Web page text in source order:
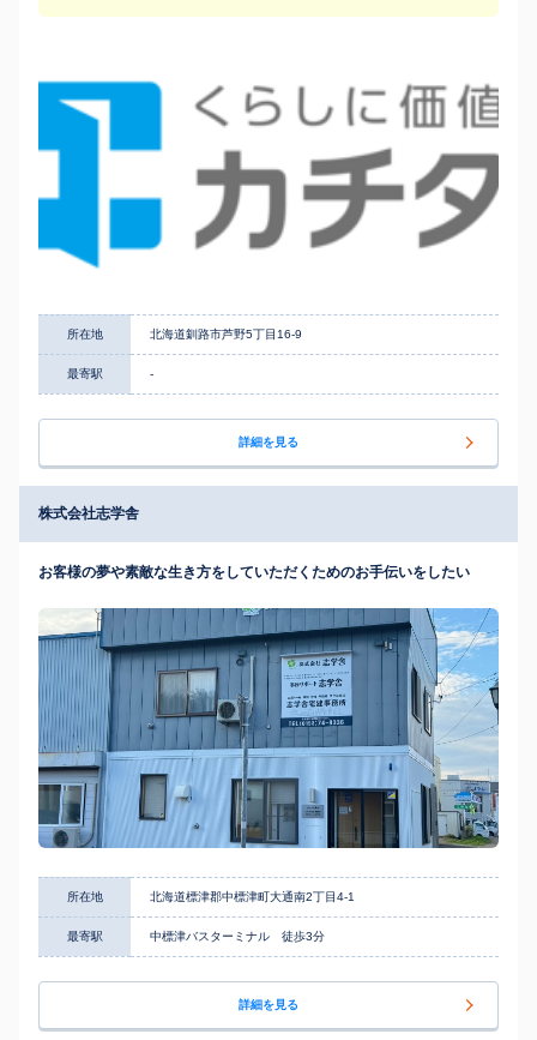
所在地 北海道釧路市芦野5丁目16-9
最寄駅 -
詳細を見る
株式会社志学舎
お客様の夢や素敵な生き方をしていただくためのお手伝いをしたい
所在地 北海道標津郡中標津町大通南2丁目4-1
最寄駅 中標津バスターミナル 徒歩3分
詳細を見る